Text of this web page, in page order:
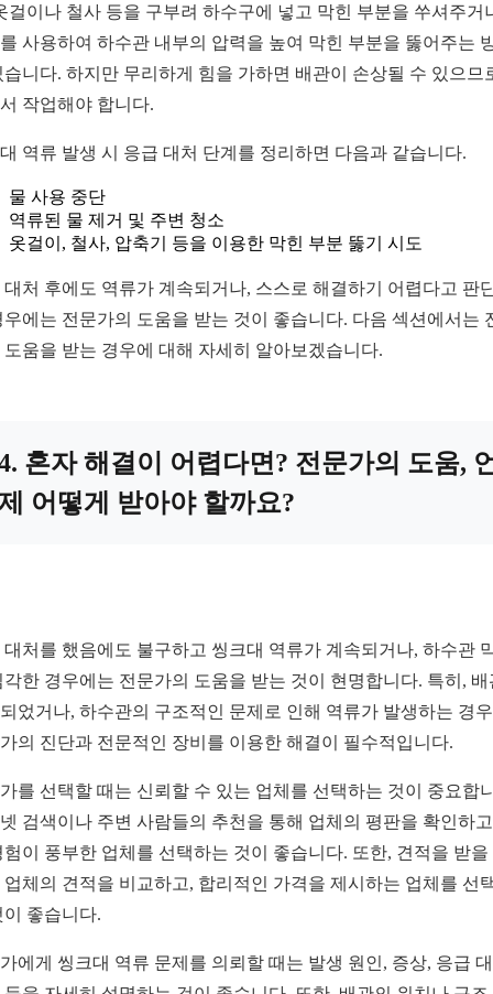
걸이나 철사 등을 구부려 하수구에 넣고 막힌 부분을 쑤셔주거
사용하여 하수관 내부의 압력을 높여 막힌 부분을 뚫어주는
습니다. 하지만 무리하게 힘을 가하면 배관이 손상될 수 있으므
작업해야 합니다.
역류 발생 시 응급 대처 단계를 정리하면 다음과 같습니다.
물 사용 중단
역류된 물 제거 및 주변 청소
옷걸이, 철사, 압축기 등을 이용한 막힌 부분 뚫기 시도
대처 후에도 역류가 계속되거나, 스스로 해결하기 어렵다고 판
우에는 전문가의 도움을 받는 것이 좋습니다. 다음 섹션에서는
도움을 받는 경우에 대해 자세히 알아보겠습니다.
혼자 해결이 어렵다면? 전문가의 도움,
어떻게 받아야 할까요?
대처를 했음에도 불구하고 씽크대 역류가 계속되거나, 하수관
각한 경우에는 전문가의 도움을 받는 것이 현명합니다. 특히, 배
었거나, 하수관의 구조적인 문제로 인해 역류가 발생하는 경
의 진단과 전문적인 장비를 이용한 해결이 필수적입니다.
를 선택할 때는 신뢰할 수 있는 업체를 선택하는 것이 중요합
검색이나 주변 사람들의 추천을 통해 업체의 평판을 확인하
험이 풍부한 업체를 선택하는 것이 좋습니다. 또한, 견적을 받을
업체의 견적을 비교하고, 합리적인 가격을 제시하는 업체를 선
이 좋습니다.
에게 씽크대 역류 문제를 의뢰할 때는 발생 원인, 증상, 응급